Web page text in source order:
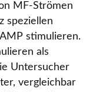
MF-Strömen
speziellen
stimulieren.
als
Untersucher
vergleichbar